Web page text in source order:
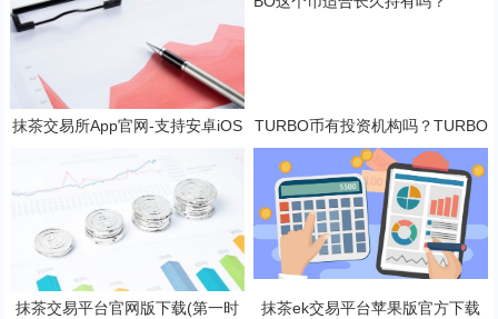
抹茶交易所App官网-支持安卓iOS
TURBO币有投资机构吗？TURBO
这个币适合长久持有吗？
抹茶交易平台官网版下载(第一时
抹茶ek交易平台苹果版官方下载